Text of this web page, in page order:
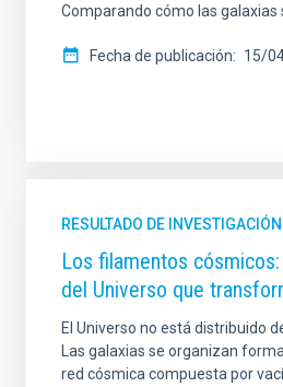
Comparando cómo las galaxias
Fecha de publicación 15/
RESULTADO DE INVESTIGACIÓN
Los filamentos
del Universo que
El Universo no está distribuido
Las galaxias se organizan
red cósmica compuesta por